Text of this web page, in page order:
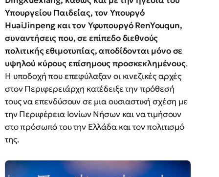
Υπουργείου Παιδείας, τον Υπουργό
HuaiJinpeng και τον Υφυπουργό RenYouqun,
συναντήσεις που, σε επίπεδο διεθνούς
πολιτικής εθιμοτυπίας, αποδίδονται μόνο σε
υψηλού κύρους επίσημους προσκεκλημένους.
Η υποδοχή που επεφύλαξαν οι κινεζικές αρχές
στον Περιφερειάρχη κατέδειξε την πρόθεσή
τους να επενδύσουν σε μια ουσιαστική σχέση με
την Περιφέρεια Ιονίων Νήσων και να τιμήσουν
στο πρόσωπό του την Ελλάδα και τον πολιτισμό
της.